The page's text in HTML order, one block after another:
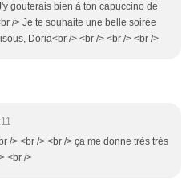
gouterais bien à ton capuccino de
/> Je te souhaite une belle soirée
Doria<br /> <br /> <br /> <br />
/> <br /> <br /> ça me donne très très
<br />